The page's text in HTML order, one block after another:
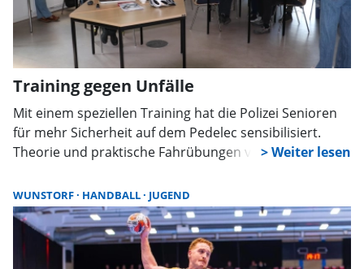
Training gegen Unfälle
Mit einem speziellen Training hat die Polizei Senioren
für mehr Sicherheit auf dem Pedelec sensibilisiert.
Theorie und praktische Fahrübungen vermittelten
Ziel ist es, Unfälle im Straßenverkehr zu vermeiden.
WUNSTORF HANDBALL JUGEND